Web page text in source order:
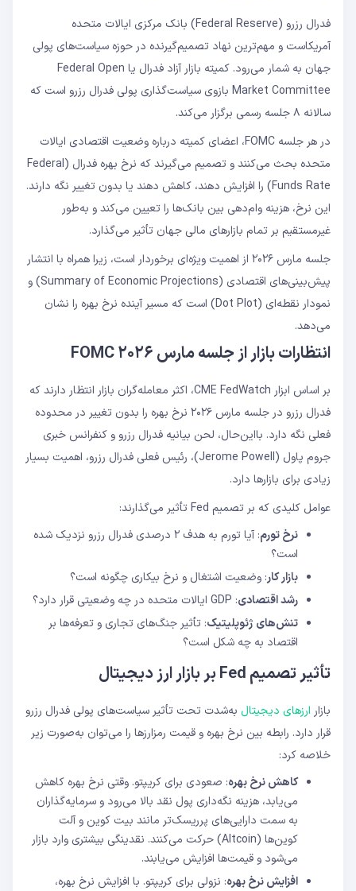
فدرال رزرو (Federal Reserve) بانک مرکزی ایالات متحده
آمریکاست و مهم‌ترین نهاد تصمیم‌گیرنده در حوزه سیاست‌های پولی
جهان به شمار می‌رود. کمیته بازار آزاد فدرال یا Federal Open
Market Committee بازوی سیاست‌گذاری پولی فدرال رزرو است که
سالانه ۸ جلسه رسمی برگزار می‌کند.
در هر جلسه FOMC، اعضای کمیته درباره وضعیت اقتصادی ایالات
متحده بحث می‌کنند و تصمیم می‌گیرند که نرخ بهره فدرال (Federal
Funds Rate) را افزایش دهند، کاهش دهند یا بدون تغییر نگه دارند.
این نرخ، هزینه وام‌دهی بین بانک‌ها را تعیین می‌کند و به‌طور
غیرمستقیم بر تمام بازارهای مالی جهان تأثیر می‌گذارد.
جلسه مارس ۲۰۲۶ از اهمیت ویژه‌ای برخوردار است، زیرا همراه با انتشار
پیش‌بینی‌های اقتصادی (Summary of Economic Projections) و
نمودار نقطه‌ای (Dot Plot) است که مسیر آینده نرخ بهره را نشان
می‌دهد.
انتظارات بازار از جلسه مارس ۲۰۲۶ FOMC
بر اساس ابزار CME FedWatch، اکثر معامله‌گران بازار انتظار دارند که
فدرال رزرو در جلسه مارس ۲۰۲۶ نرخ بهره را بدون تغییر در محدوده
فعلی نگه دارد. بااین‌حال، لحن بیانیه فدرال رزرو و کنفرانس خبری
جروم پاول (Jerome Powell)، رئیس فعلی فدرال رزرو، اهمیت بسیار
زیادی برای بازارها دارد.
عوامل کلیدی که بر تصمیم Fed تأثیر می‌گذارند:
نرخ تورم
: آیا تورم به هدف ۲ درصدی فدرال رزرو نزدیک شده
است؟
بازار کار: وضعیت اشتغال و نرخ بیکاری چگونه است؟
رشد اقتصادی: GDP ایالات متحده در چه وضعیتی قرار دارد؟
تنش‌های ژئوپلیتیک: تأثیر جنگ‌های تجاری و تعرفه‌ها بر
اقتصاد به چه شکل است؟
تأثیر تصمیم Fed بر بازار ارز دیجیتال
بازار ارزهای دیجیتال به‌شدت تحت تأثیر سیاست‌های پولی فدرال رزرو
قرار دارد. رابطه بین نرخ بهره و قیمت رمزارزها را می‌توان به‌صورت زیر
خلاصه کرد:
کاهش نرخ بهره: صعودی برای کریپتو. وقتی نرخ بهره کاهش
می‌یابد، هزینه نگه‌داری پول نقد بالا می‌رود و سرمایه‌گذاران
به سمت دارایی‌های پرریسک‌تر مانند بیت‌ کوین و آلت‌
کوین‌ها (Altcoin) حرکت می‌کنند. نقدینگی بیشتری وارد بازار
می‌شود و قیمت‌ها افزایش می‌یابند.
افزایش نرخ بهره: نزولی برای کریپتو. با افزایش نرخ بهره،